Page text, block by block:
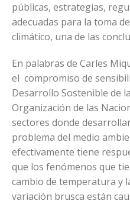
públicas, estrategias,
adecuadas para la toma
climático, una de las
En palabras de Carles
el compromiso de
Desarrollo Sostenible de
Organización de las
sectores donde
problema del medio
efectivamente tiene
que los fenómenos que
cambio de temperatura y
variación brusca están